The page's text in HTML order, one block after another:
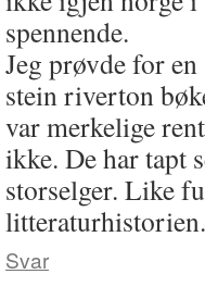
spennende.
Jeg prøvde for
stein riverton
var merkelige
ikke. De har tapt
storselger. Like
litteraturhistorien.
Svar